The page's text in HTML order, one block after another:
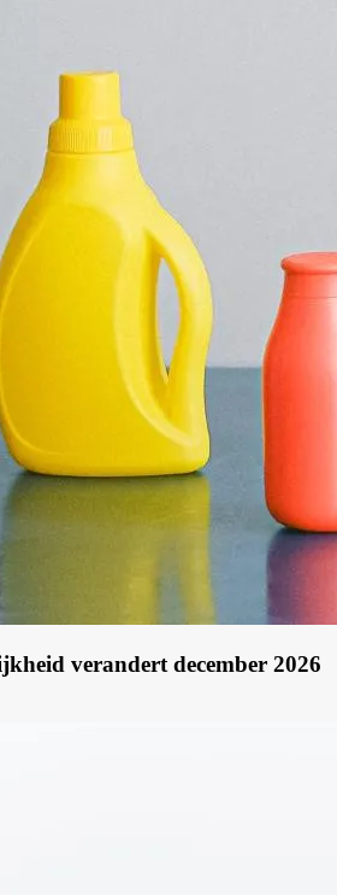
verandert december 2026